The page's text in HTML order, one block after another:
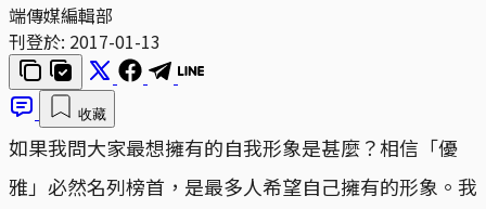
端傳媒編輯部
刊登於: 2017-01-13
收藏
如果我問大家最想擁有的自我形象是甚麼？相信「優
雅」必然名列榜首，是最多人希望自己擁有的形象。我